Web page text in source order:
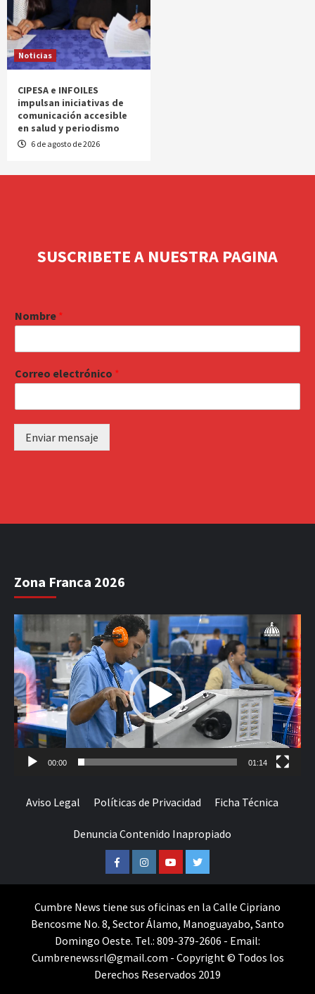
Noticias
CIPESA e INFOILES
impulsan iniciativas de
comunicación accesible
en salud y periodismo
6 de agosto de 2026
SUSCRIBETE A NUESTRA PAGINA
Nombre *
Correo electrónico *
Enviar mensaje
Zona Franca 2026
Reproductor
de
vídeo
00:00 01:14
Aviso Legal Políticas de Privacidad Ficha Técnica
Denuncia Contenido Inapropiado
FacebookInstagramYoutubeTwitter
Cumbre News tiene sus oficinas en la Calle Cipriano
Bencosme No. 8, Sector Álamo, Manoguayabo, Santo
Domingo Oeste. Tel.: 809-379-2606 - Email:
Cumbrenewssrl@gmail.com - Copyright © Todos los
Derechos Reservados 2019